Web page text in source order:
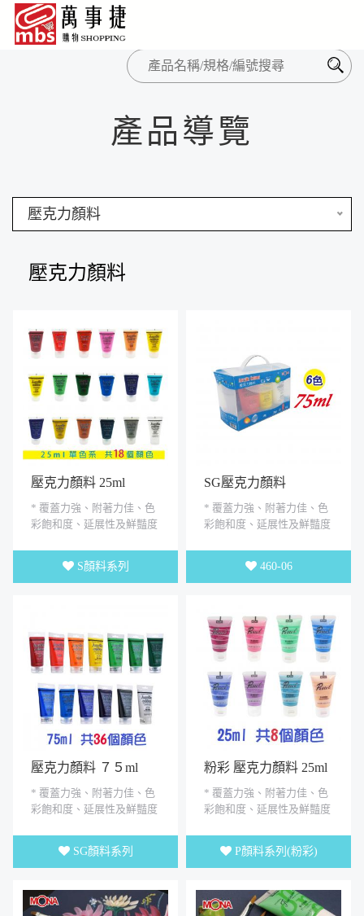
產品導覽
壓克力顏料
壓克力顏料
壓克力顏料 25ml
* 覆蓋力強、附著力佳、色
彩飽和度、延展性及鮮豔度
S顏料系列
SG壓克力顏料
75ml【6色手提組】
* 覆蓋力強、附著力佳、色
彩飽和度、延展性及鮮豔度
460-06
壓克力顏料 ７５ml
* 覆蓋力強、附著力佳、色
彩飽和度、延展性及鮮豔度
SG顏料系列
粉彩 壓克力顏料 25ml
* 覆蓋力強、附著力佳、色
彩飽和度、延展性及鮮豔度
P顏料系列(粉彩)